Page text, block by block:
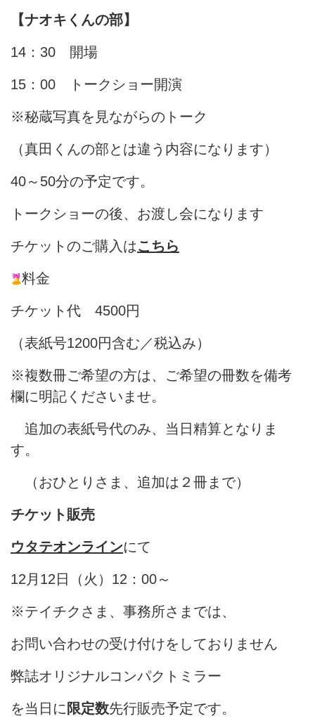
【ナオキくんの部】
14：30 開場
15：00 トークショー開演
※秘蔵写真を見ながらのトーク
（真田くんの部とは違う内容になります）
40～50分の予定です。
トークショーの後、お渡し会になります
チケットのご購入はこちら
料金
チケット代 4500円
（表紙号1200円含む／税込み）
※複数冊ご希望の方は、ご希望の冊数を備考
欄に明記くださいませ。
追加の表紙号代のみ、当日精算となりま
す。
（おひとりさま、追加は２冊まで）
チケット販売
ウタテオンラインにて
12月12日（火）12：00～
※テイチクさま、事務所さまでは、
お問い合わせの受け付けをしておりません
弊誌オリジナルコンパクトミラー
を当日に 限定数先行販売予定です。